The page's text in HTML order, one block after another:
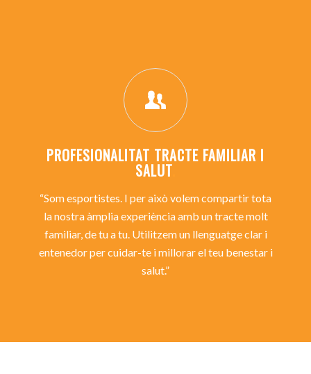
PROFESIONALITAT TRACTE FAMILIAR I
SALUT
“Som esportistes. I per això volem compartir tota
la nostra àmplia experiència amb un tracte molt
familiar, de tu a tu. Utilitzem un llenguatge clar i
entenedor per cuidar-te i millorar el teu benestar i
salut.”